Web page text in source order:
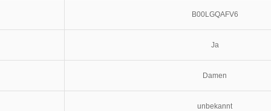
B00LGQAFV6
Ja
Damen
unbekannt